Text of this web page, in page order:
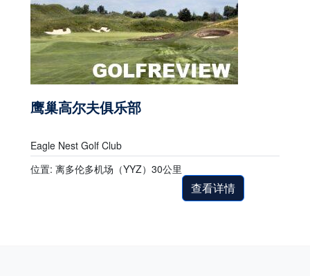
鹰巢高尔夫俱乐部
Eagle Nest Golf Club
位置: 离多伦多机场（YYZ）30公里
查看详情